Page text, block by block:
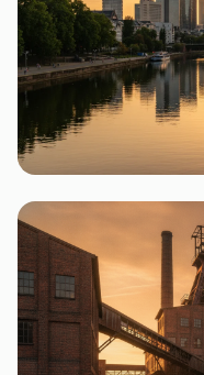
Frankfurt am
3 Flohmärkte